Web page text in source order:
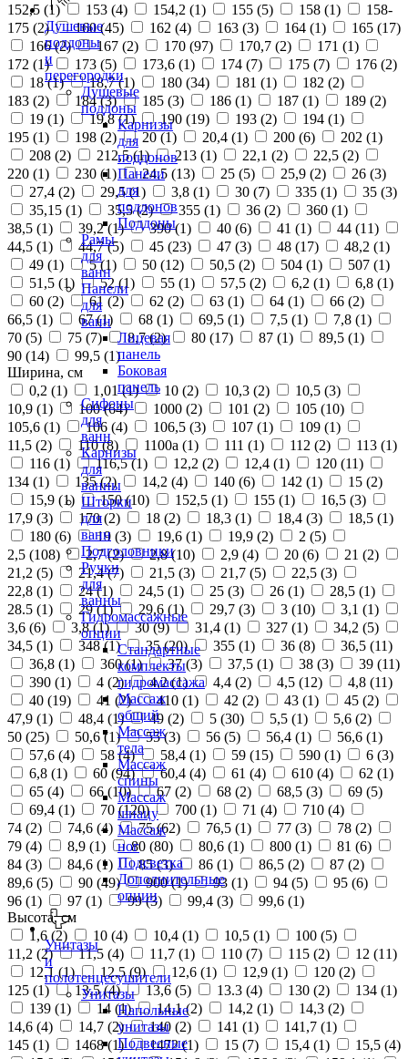
Душевые
поддоны
и
перегородки
Душевые
поддоны
Карнизы
для
поддонов
Панели
для
поддонов
Поддоны
Рамы
для
ванн
Панели
для
ванн
Лицевая
панель
Боковая
панель
Сифоны
для
ванн
Карнизы
для
ванны
Шторки
для
ванн
Подголовники
Ручки
для
ванны
Гидромассажные
опции
Стандартные
комплекты
гидромассажа
Массаж
общий
Массаж
тела
Массаж
спины
Массаж
шиацу
Массаж
ног
Подсветка
Дополнительные
опции
Унитазы
и
полотенцесушители
Унитазы
Напольные
унитазы
Подвесные
152,5 (1) 153 (4) 154,2 (1) 155 (5) 158 (1)
158-
175 (2) 160 (45) 162 (4) 163 (3) 164 (1) 165 (17)
166 (2) 167 (2) 170 (97) 170,7 (2) 171 (1)
172 (1) 173 (5) 173,6 (1) 174 (7) 175 (7) 176 (2)
18 (1) 18,7 (1) 180 (34) 181 (1) 182 (2)
183 (2) 184 (3) 185 (3) 186 (1) 187 (1) 189 (2)
19 (1) 19,8 (1) 190 (19) 193 (2) 194 (1)
195 (1) 198 (2) 20 (1) 20,4 (1) 200 (6) 202 (1)
208 (2) 212,5 (1) 213 (1) 22,1 (2) 22,5 (2)
220 (1) 230 (1) 24,5 (13) 25 (5) 25,9 (2) 26 (3)
27,4 (2) 29,5 (1) 3,8 (1) 30 (7) 335 (1) 35 (3)
35,15 (1) 35,5 (2) 355 (1) 36 (2) 360 (1)
38,5 (1) 39,2 (1) 390 (1) 40 (6) 41 (1) 44 (11)
44,5 (1) 44,7 (5) 45 (23) 47 (3) 48 (17) 48,2 (1)
49 (1) 5 (1) 50 (12) 50,5 (2) 504 (1) 507 (1)
51,5 (1) 52 (1) 55 (1) 57,5 (2) 6,2 (1) 6,8 (1)
60 (2) 61 (2) 62 (2) 63 (1) 64 (1) 66 (2)
66,5 (1) 67 (1) 68 (1) 69,5 (1) 7,5 (1) 7,8 (1)
70 (5) 75 (7) 8,7 (2) 80 (17) 87 (1) 89,5 (1)
90 (14) 99,5 (1)
Ширина, см
0,2 (1) 1,01 (1) 10 (2) 10,3 (2) 10,5 (3)
10,9 (1) 100 (64) 1000 (2) 101 (2) 105 (10)
105,6 (1) 106 (4) 106,5 (3) 107 (1) 109 (1)
11,5 (2) 110 (8) 1100а (1) 111 (1) 112 (2) 113 (1)
116 (1) 116,5 (1) 12,2 (2) 12,4 (1) 120 (11)
134 (1) 135 (2) 14,2 (4) 140 (6) 142 (1) 15 (2)
15,9 (1) 150 (10) 152,5 (1) 155 (1) 16,5 (3)
17,9 (3) 170 (2) 18 (2) 18,3 (1) 18,4 (3) 18,5 (1)
180 (6) 19 (3) 19,6 (1) 19,9 (2) 2 (5)
2,5 (108) 2,7 (2) 2,8 (10) 2,9 (4) 20 (6) 21 (2)
21,2 (5) 21,4 (7) 21,5 (3) 21,7 (5) 22,5 (3)
22,8 (1) 24 (1) 24,5 (1) 25 (3) 26 (1) 28,5 (1)
28.5 (1) 29 (1) 29,6 (1) 29,7 (3) 3 (10) 3,1 (1)
3,6 (6) 3,8 (1) 30 (9) 31,4 (1) 327 (1) 34,2 (5)
34,5 (1) 348 (1) 35 (20) 355 (1) 36 (8) 36,5 (11)
36,8 (1) 360 (1) 37 (3) 37,5 (1) 38 (3) 39 (11)
390 (1) 4 (2) 4,2 (1) 4,4 (2) 4,5 (12) 4,8 (11)
40 (19) 41 (2) 410 (1) 42 (2) 43 (1) 45 (2)
47,9 (1) 48,4 (1) 49 (2) 5 (30) 5,5 (1) 5,6 (2)
50 (25) 50,6 (1) 55 (3) 56 (5) 56,4 (1) 56,6 (1)
57,6 (4) 58 (4) 58,4 (1) 59 (15) 590 (1) 6 (3)
6,8 (1) 60 (94) 60,4 (4) 61 (4) 610 (4) 62 (1)
65 (4) 66 (10) 67 (2) 68 (2) 68,5 (3) 69 (5)
69,4 (1) 70 (120) 700 (1) 71 (4) 710 (4)
74 (2) 74,6 (4) 75 (62) 76,5 (1) 77 (3) 78 (2)
79 (4) 8,9 (1) 80 (80) 80,6 (1) 800 (1) 81 (6)
84 (3) 84,6 (1) 85 (3) 86 (1) 86,5 (2) 87 (2)
89,6 (5) 90 (49) 900 (1) 93 (1) 94 (5) 95 (6)
96 (1) 97 (1) 99 (3) 99,4 (3) 99,6 (1)
Высота, см
1,6 (2) 10 (4) 10,4 (1) 10,5 (1) 100 (5)
11,2 (2) 11,5 (4) 11,7 (1) 110 (7) 115 (2) 12 (11)
12,1 (1) 12,5 (9) 12,6 (1) 12,9 (1) 120 (2)
125 (1) 13,5 (4) 13,6 (5) 13.3 (4) 130 (2) 134 (1)
139 (1) 14 (1) 14,1 (2) 14,2 (1) 14,3 (2)
14,6 (4) 14,7 (2) 140 (2) 141 (1) 141,7 (1)
145 (1) 1468 (1) 1472 (1) 15 (7) 15,4 (1) 15,5 (4)